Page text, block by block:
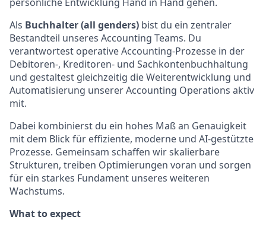
Als Buchhalter (all genders) bist du ein zentraler
Bestandteil unseres Accounting Teams. Du
verantwortest operative Accounting-Prozesse in der
Debitoren-, Kreditoren- und Sachkontenbuchhaltung
und gestaltest gleichzeitig die Weiterentwicklung und
Automatisierung unserer Accounting Operations aktiv
mit.
Dabei kombinierst du ein hohes Maß an Genauigkeit
mit dem Blick für effiziente, moderne und AI-gestützte
Prozesse. Gemeinsam schaffen wir skalierbare
Strukturen, treiben Optimierungen voran und sorgen
für ein starkes Fundament unseres weiteren
Wachstums.
What to expect